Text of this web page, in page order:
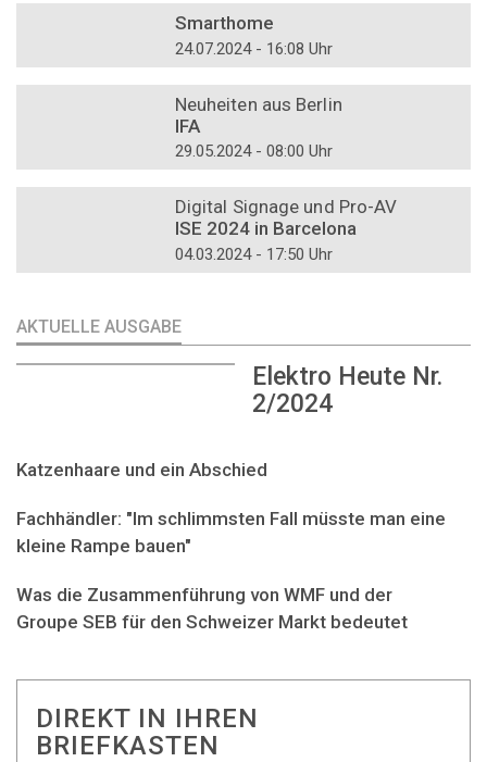
Smarthome
24.07.2024 - 16:08 Uhr
Neuheiten aus Berlin
IFA
29.05.2024 - 08:00 Uhr
Digital Signage und Pro-AV
ISE 2024 in Barcelona
04.03.2024 - 17:50 Uhr
AKTUELLE AUSGABE
Elektro Heute Nr.
2/2024
Katzenhaare und ein Abschied
Fachhändler: "Im schlimmsten Fall müsste man eine
kleine Rampe bauen"
Was die Zusammenführung von WMF und der
Groupe SEB für den Schweizer Markt bedeutet
DIREKT IN IHREN
BRIEFKASTEN